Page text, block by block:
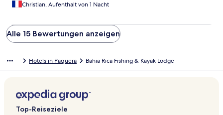
Christian, Aufenthalt von 1 Nacht
Alle 15 Bewertungen anzeigen
Hotels in Paquera Bahia Rica Fishing & Kayak Lodge
Top-Reiseziele